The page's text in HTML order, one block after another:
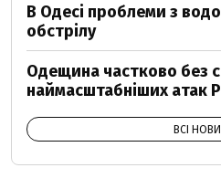
В Одесі проблеми з
обстрілу
Одещина частково без
наймасштабніших атак
ВСІ